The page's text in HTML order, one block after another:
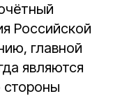
Российской
главной
являются